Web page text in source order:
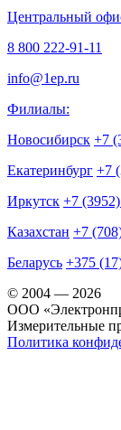
Центральный
8 800 222-91-11
info@1ep.ru
Филиалы:
Новосибирск +7
Екатеринбург +7
Иркутск +7
Казахстан +7
Беларусь +375
© 2004 — 2026
OOO
Измерительные
Политика